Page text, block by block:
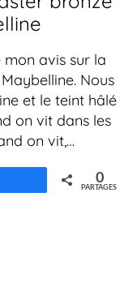
mon avis sur la
Nous
et le teint hâlé
on vit dans les
on vit,…
0
PARTAGES